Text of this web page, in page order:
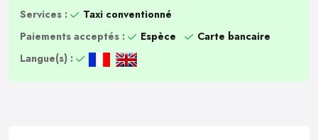
Services :
Taxi conventionné
Paiements acceptés :
Espèce
Carte bancaire
Langue(s) :